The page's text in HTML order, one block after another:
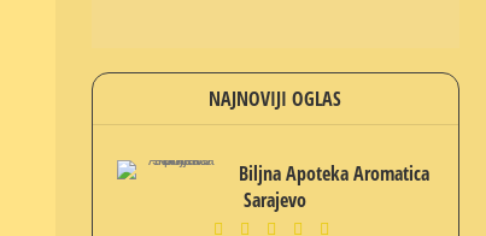
NAJNOVIJI OGLAS
Biljna Apoteka Aromatica
Sarajevo